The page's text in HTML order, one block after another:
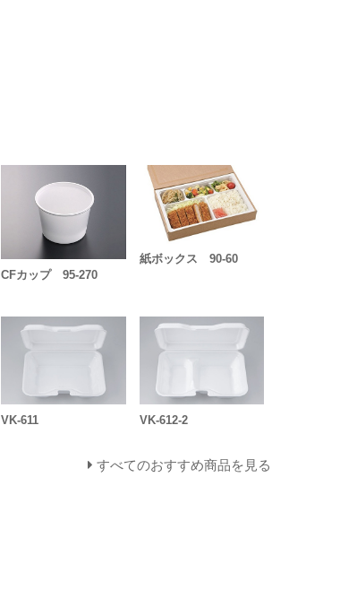
CFカップ 95-270
紙ボックス 90-60
VK-611 VK-612-2
すべてのおすすめ商品を見る